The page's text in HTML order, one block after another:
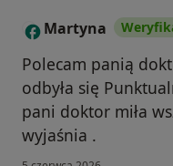
M Martyna
Polecam panią
odbyła się
pani doktor miła
wyjaśnia .